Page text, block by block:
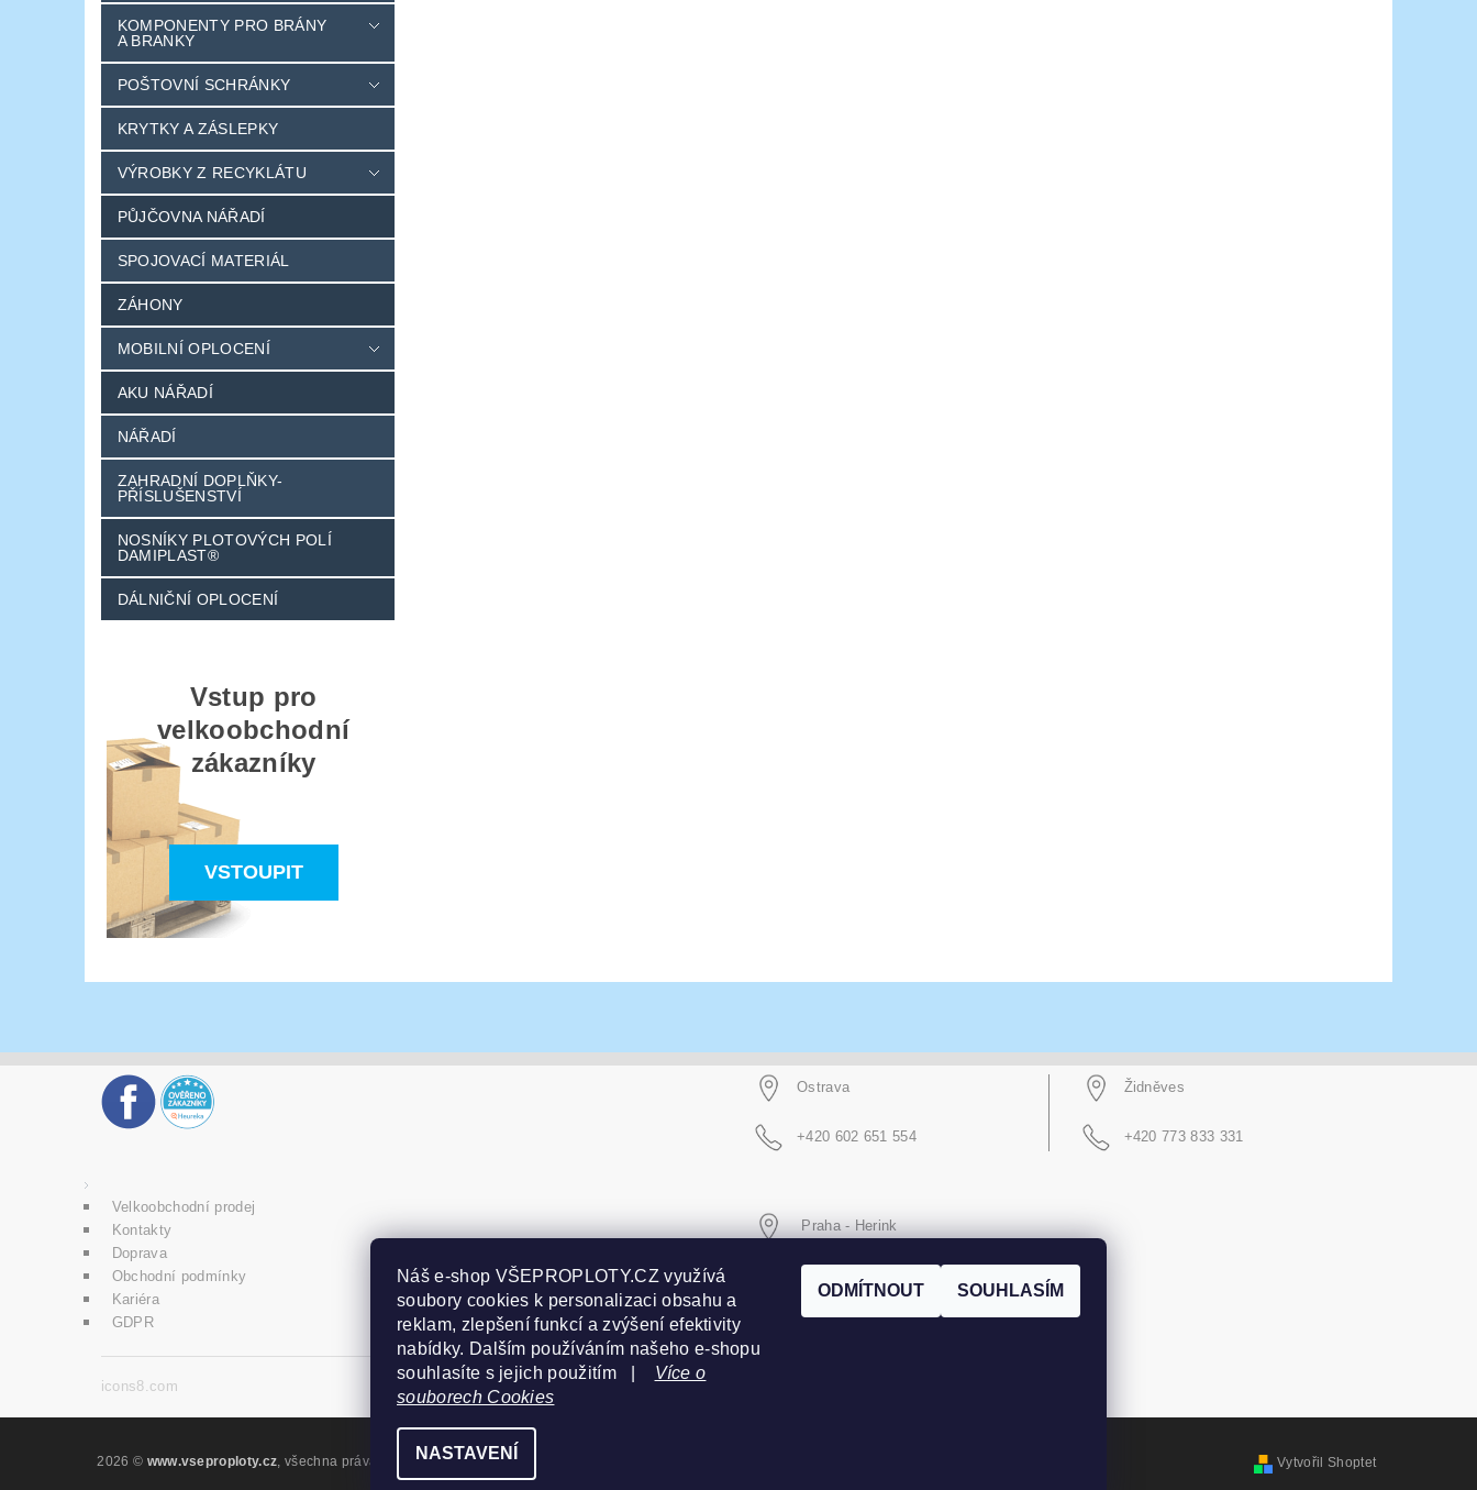
KOMPONENTY PRO BRÁNY
A BRANKY
POŠTOVNÍ SCHRÁNKY
KRYTKY A ZÁSLEPKY
VÝROBKY Z RECYKLÁTU
PŮJČOVNA NÁŘADÍ
SPOJOVACÍ MATERIÁL
ZÁHONY
MOBILNÍ OPLOCENÍ
AKU NÁŘADÍ
NÁŘADÍ
ZAHRADNÍ DOPLŇKY-
PŘÍSLUŠENSTVÍ
NOSNÍKY PLOTOVÝCH POLÍ
DAMIPLAST®
DÁLNIČNÍ OPLOCENÍ
Vstup pro
velkoobchodní
zákazníky
VSTOUPIT
Ostrava
+420 602 651 554
Židněves
+420 773 833 331
Velkoobchodní prodej
Kontakty
Doprava
Obchodní podmínky
Kariéra
GDPR
icons8.com
Praha - Herink
+420 606 020 266
2026 © www.vseproploty.cz, všechna práva vyhrazena Vytvořil Shoptet
Náš e-shop VŠEPROPLOTY.CZ využívá
soubory cookies k personalizaci obsahu a
reklam, zlepšení funkcí a zvýšení efektivity
nabídky. Dalším používáním našeho e-shopu
souhlasíte s jejich použitím | Více o
souborech Cookies
NASTAVENÍ
ODMÍTNOUT SOUHLASÍM